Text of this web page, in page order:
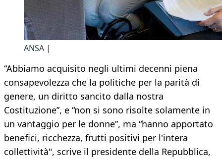
ANSA |
“Abbiamo acquisito negli ultimi decenni piena
consapevolezza che la politiche per la parità di
genere, un diritto sancito dalla nostra
Costituzione”, e “non si sono risolte solamente in
un vantaggio per le donne”, ma “hanno apportato
benefici, ricchezza, frutti positivi per l'intera
collettività", scrive il presidente della Repubblica,